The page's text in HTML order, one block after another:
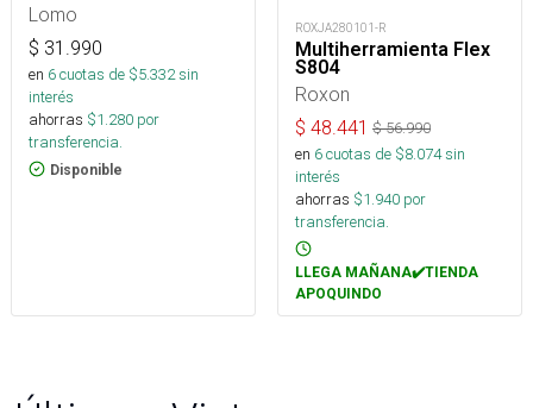
Lomo
$ 31.990
en 6cuotas de $5.332sin
interés
ahorras $1.280 por
transferencia.
Disponible
ROXJA280101-R
Multiherramienta Flex
S804
Roxon
$ 48.441 $56.990
en 6cuotas de $8.074sin
interés
ahorras $1.940 por
transferencia.
LLEGA MAÑANA✔️TIENDA
APOQUINDO